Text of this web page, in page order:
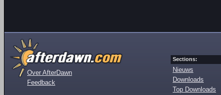
Over AfterDawn
Feedback
Sections:
Nieuws
Downloads
Top Downloads